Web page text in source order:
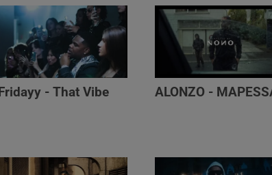
Fridayy - That Vibe ALONZO -